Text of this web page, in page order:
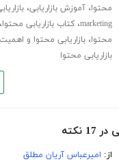
محتوا،آموزش بازاریابی،
marketing،کتاب بازاریابی محتوا
محتوا،بازاریابی محتوا و
بازاریابی محتوا
نکته
از: امیرعباس آریان مطلق